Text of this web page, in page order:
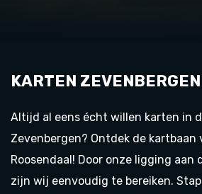
KARTEN ZEVENBERGEN
Altijd al eens écht willen karten in
Zevenbergen? Ontdek de kartbaan
Roosendaal! Door onze ligging aan
zijn wij eenvoudig te bereiken.